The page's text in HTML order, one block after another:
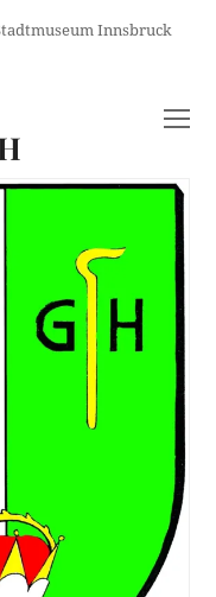
Innsbruck